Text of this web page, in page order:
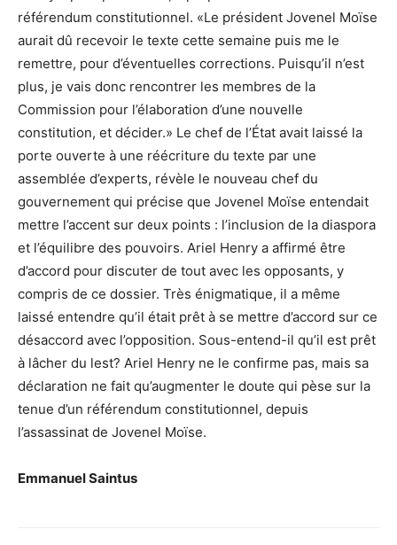
référendum constitutionnel. «Le président Jovenel Moïse
aurait dû recevoir le texte cette semaine puis me le
remettre, pour d’éventuelles corrections. Puisqu’il n’est
plus, je vais donc rencontrer les membres de la
Commission pour l’élaboration d’une nouvelle
constitution, et décider.» Le chef de l’État avait laissé la
porte ouverte à une réécriture du texte par une
assemblée d’experts, révèle le nouveau chef du
gouvernement qui précise que Jovenel Moïse entendait
mettre l’accent sur deux points : l’inclusion de la diaspora
et l’équilibre des pouvoirs. Ariel Henry a affirmé être
d’accord pour discuter de tout avec les opposants, y
compris de ce dossier. Très énigmatique, il a même
laissé entendre qu’il était prêt à se mettre d’accord sur ce
désaccord avec l’opposition. Sous-entend-il qu’il est prêt
à lâcher du lest? Ariel Henry ne le confirme pas, mais sa
déclaration ne fait qu’augmenter le doute qui pèse sur la
tenue d’un référendum constitutionnel, depuis
l’assassinat de Jovenel Moïse.
Emmanuel Saintus